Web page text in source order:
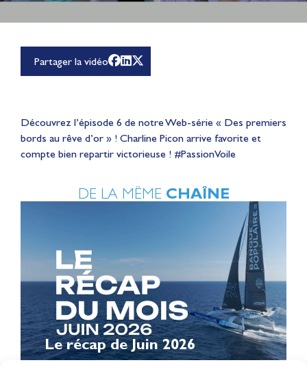
Partager la vidéo
Découvrez l’épisode 6 de notre Web-série « Des premiers
bords au rêve d’or » ! Charline Picon arrive favorite et
compte bien repartir victorieuse ! ‪#‎PassionVoile‬
DE LA MÊME CHAÎNE
Le récap de Juin 2026